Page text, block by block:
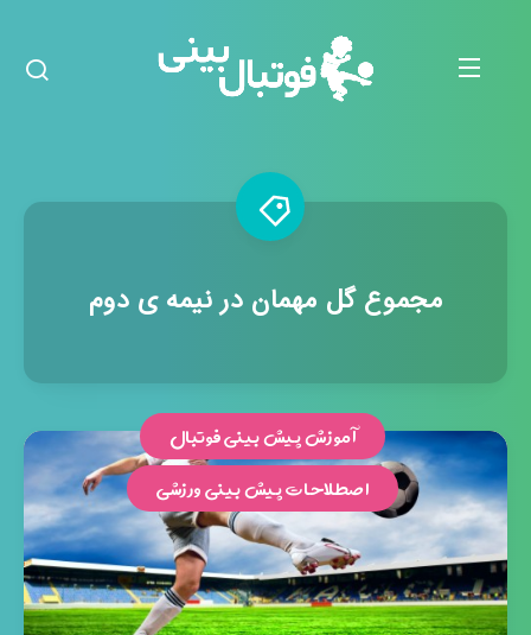
مجموع گل مهمان در نیمه ی دوم
آموزش پیش بینی فوتبال
اصطلاحات پیش بینی ورزشی